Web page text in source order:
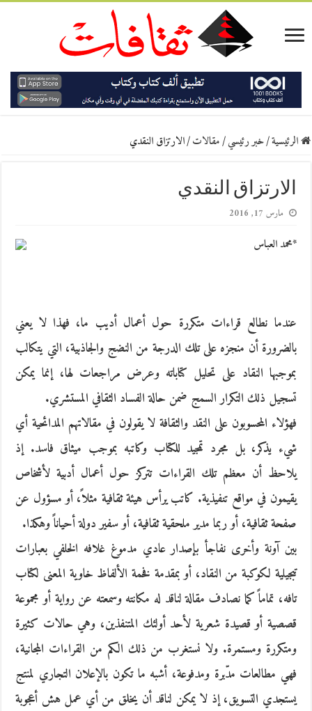
الرئيسية/خبر رئيسي/مقالات/الارتزاق النقدي
الارتزاق النقدي
مارس 17, 2016
*محمد العباس
عندما نطالع قراءات متكررة حول أعمال أديب ما، فهذا لا يعني
بالضرورة أن منجزه على تلك الدرجة من النضج والجاذبية، التي يتكالب
بموجبها النقاد على تحليل كتاباته وعرض مراجعات لها، إنما يمكن
تسجيل ذلك التكرار السمج ضمن حالة الفساد الثقافي المستشري.
فهؤلاء المحسوبون على النقد والثقافة لا يقولون في مقالاتهم المدائحية أي
شيء يذكر، بل مجرد تمجيد للكتاب وكاتبه بموجب ميثاق فاسد. إذ
يلاحظ أن معظم تلك القراءات تتركز حول أعمال أدبية لأشخاص
يقيمون في مواقع تنفيذية. كاتب يرأس هيئة ثقافية مثلاً، أو مسؤول عن
صفحة ثقافية، أو ربما مدير ملحقية ثقافية، أو سفير دولة أحياناً وهكذا.
بين آونة وأخرى نفاجأ بإصدار عادي مدموغ غلافه الخلفي بعبارات
تبجيلية لكوكبة من النقاد، أو بمقدمة فخمة الألفاظ خاوية المعنى لكتاب
تافه، تماماً كما نصادف مقالة لناقد له مكانته وسمعته عن رواية أو مجموعة
قصصية أو قصيدة شعرية لأحد أولئك المتنفذين، وهي حالات كثيرة
ومتكررة ومستمرة. ولا نستغرب من ذلك الكم من القراءات المجانية،
فهي مطالعات مدّبرة ومدفوعة، أشبه ما تكون بالإعلان التجاري لمنتج
يستجدي التسويق، إذ لا يمكن لناقد أن يخلق من أي عمل هش أعجوبة